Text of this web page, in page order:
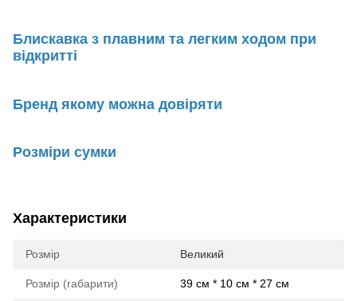
Блискавка з плавним та легким ходом при
відкритті
Бренд якому можна довіряти
Розміри сумки
Характеристики
Розмір Великий
Розмір (габарити) 39 см * 10 см * 27 см